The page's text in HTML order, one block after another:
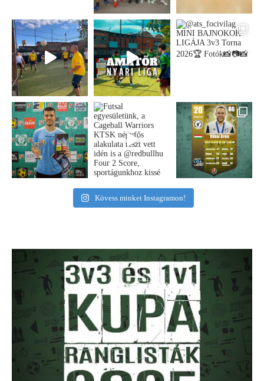
Kövess minket Instagramon!